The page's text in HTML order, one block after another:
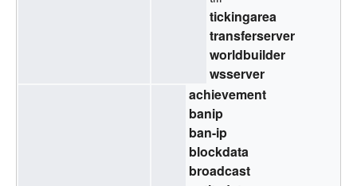
tickingarea
transferserver
worldbuilder
wsserver
achievement
banip
ban-ip
blockdata
broadcast